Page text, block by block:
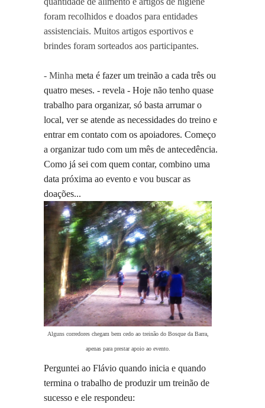
foram recolhidos e doados para entidades
assistenciais. Muitos artigos esportivos e
brindes foram sorteados aos participantes.
- Minha meta é fazer um treinão a cada três ou
quatro meses. - revela - Hoje não tenho quase
trabalho para organizar, só basta arrumar o
local, ver se atende as necessidades do treino e
entrar em contato com os apoiadores. Começo
a organizar tudo com um mês de antecedência.
Como já sei com quem contar, combino uma
data próxima ao evento e vou buscar as
doações...
Alguns corredores chegam bem cedo ao treinão do Bosque da Barra,
apenas para prestar apoio ao evento.
Perguntei ao Flávio quando inicia e quando
termina o trabalho de produzir um treinão de
sucesso e ele respondeu: